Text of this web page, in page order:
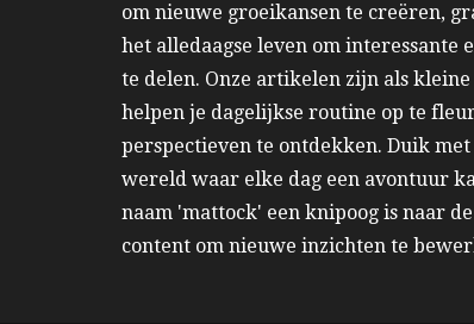
om nieuwe groeikansen te creëren,
het alledaagse leven om interessante
te delen. Onze artikelen zijn als
helpen je dagelijkse routine op te
perspectieven te ontdekken. Duik met
wereld waar elke dag een avontuur
naam 'mattock' een knipoog is naar
content om nieuwe inzichten te